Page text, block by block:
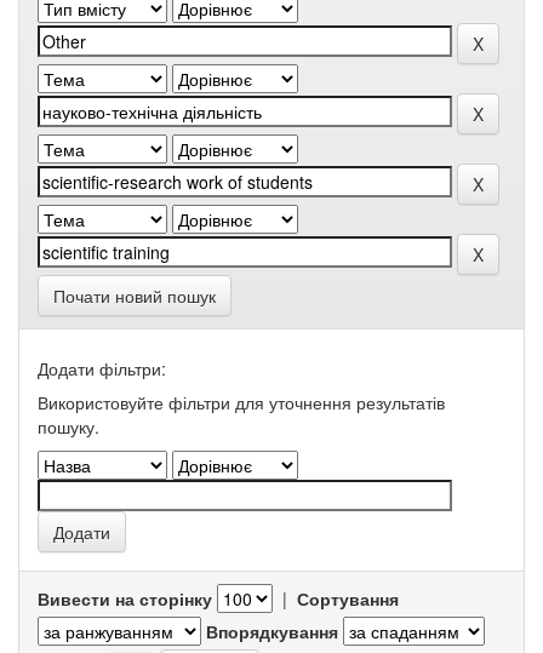
Почати новий пошук
Додати фільтри:
Використовуйте фільтри для уточнення результатів
пошуку.
Вивести на сторінку | Сортування
Впорядкування